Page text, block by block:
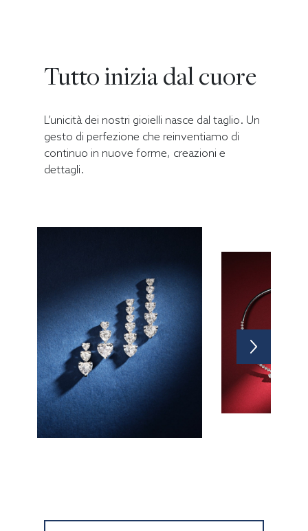
Tutto inizia dal cuore
L’unicità dei nostri gioielli nasce dal taglio. Un
gesto di perfezione che reinventiamo di
continuo in nuove forme, creazioni e
dettagli.